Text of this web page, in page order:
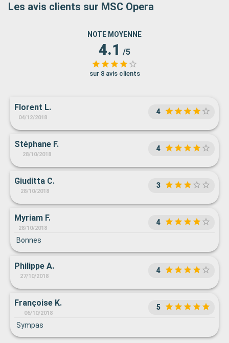
Les avis clients sur MSC Opera
NOTE MOYENNE
4.1 /5
sur 8 avis clients
Florent L.
04/12/2018
4
Stéphane F.
28/10/2018
4
Giuditta C.
28/10/2018
3
Myriam F.
28/10/2018
4
Bonnes
Philippe A.
27/10/2018
4
Françoise K.
06/10/2018
5
Sympas